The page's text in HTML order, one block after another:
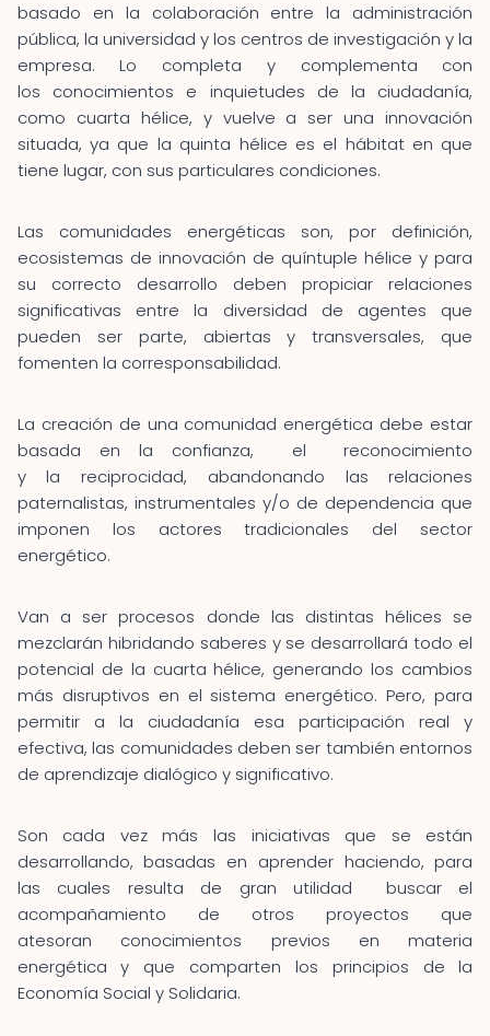
basado en la colaboración entre la administración
pública, la universidad y los centros de investigación y la
empresa. Lo completa y complementa con
los conocimientos e inquietudes de la ciudadanía,
como cuarta hélice, y vuelve a ser una innovación
situada, ya que la quinta hélice es el hábitat en que
tiene lugar, con sus particulares condiciones.
Las comunidades energéticas son, por definición,
ecosistemas de innovación de quíntuple hélice y para
su correcto desarrollo deben propiciar relaciones
significativas entre la diversidad de agentes que
pueden ser parte, abiertas y transversales, que
fomenten la corresponsabilidad.
La creación de una comunidad energética debe estar
basada en la confianza, el reconocimiento
y la reciprocidad, abandonando las relaciones
paternalistas, instrumentales y/o de dependencia que
imponen los actores tradicionales del sector
energético.
Van a ser procesos donde las distintas hélices se
mezclarán hibridando saberes y se desarrollará todo el
potencial de la cuarta hélice, generando los cambios
más disruptivos en el sistema energético. Pero, para
permitir a la ciudadanía esa participación real y
efectiva, las comunidades deben ser también entornos
de aprendizaje dialógico y significativo.
Son cada vez más las iniciativas que se están
desarrollando, basadas en aprender haciendo, para
las cuales resulta de gran utilidad buscar el
acompañamiento de otros proyectos que
atesoran conocimientos previos en materia
energética y que comparten los principios de la
Economía Social y Solidaria.